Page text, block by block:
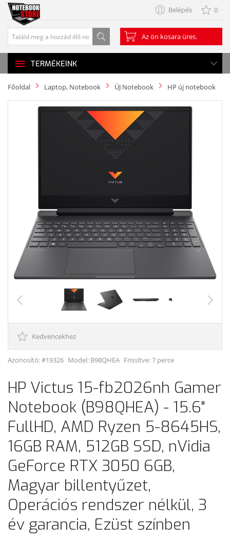
Belépés 0
Az ön kosara üres.
TERMÉKEINK
Főoldal Laptop, Notebook ÚJ Notebook HP új notebook
Kedvencekhez
Azonosító: #19326 Model: B98QHEA Frissítve: 7 perce
HP Victus 15-fb2026nh Gamer
Notebook (B98QHEA) - 15.6"
FullHD, AMD Ryzen 5-8645HS,
16GB RAM, 512GB SSD, nVidia
GeForce RTX 3050 6GB,
Magyar billentyűzet,
Operációs rendszer nélkül, 3
év garancia, Ezüst színben